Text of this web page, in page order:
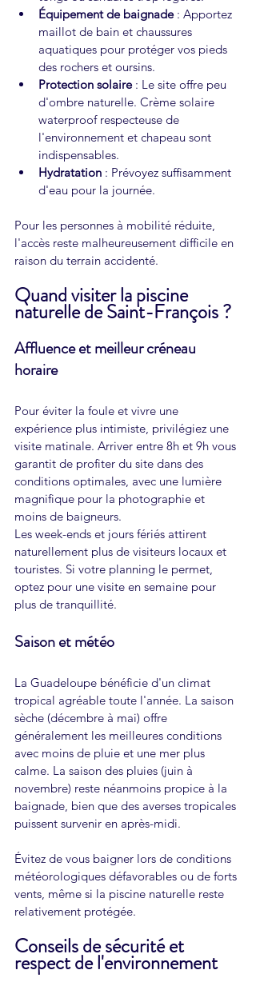
Équipement de baignade : Apportez
maillot de bain et chaussures
aquatiques pour protéger vos pieds
des rochers et oursins.
Protection solaire : Le site offre peu
d'ombre naturelle. Crème solaire
waterproof respecteuse de
l'environnement et chapeau sont
indispensables.
Hydratation : Prévoyez suffisamment
d'eau pour la journée.
Pour les personnes à mobilité réduite,
l'accès reste malheureusement difficile en
raison du terrain accidenté.
Quand visiter la piscine
naturelle de Saint-François ?
Affluence et meilleur créneau
horaire
Pour éviter la foule et vivre une
expérience plus intimiste, privilégiez une
visite matinale. Arriver entre 8h et 9h vous
garantit de profiter du site dans des
conditions optimales, avec une lumière
magnifique pour la photographie et
moins de baigneurs.
Les week-ends et jours fériés attirent
naturellement plus de visiteurs locaux et
touristes. Si votre planning le permet,
optez pour une visite en semaine pour
plus de tranquillité.
Saison et météo
La Guadeloupe bénéficie d'un climat
tropical agréable toute l'année. La saison
sèche (décembre à mai) offre
généralement les meilleures conditions
avec moins de pluie et une mer plus
calme. La saison des pluies (juin à
novembre) reste néanmoins propice à la
baignade, bien que des averses tropicales
puissent survenir en après-midi.
Évitez de vous baigner lors de conditions
météorologiques défavorables ou de forts
vents, même si la piscine naturelle reste
relativement protégée.
Conseils de sécurité et
respect de l'environnement